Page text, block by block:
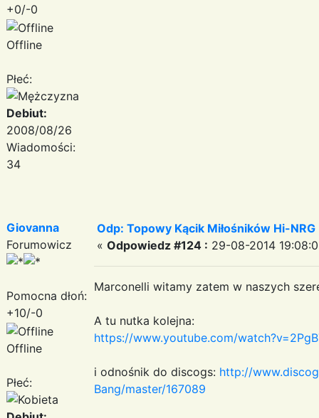
+0/-0
Offline
Płeć:
Debiut:
2008/08/26
Wiadomości:
34
Giovanna
Forumowicz
Pomocna dłoń:
+10/-0
Offline
Płeć:
Odp: Topowy Kącik Miłośników Hi-NRG
« Odpowiedz #124 : 29-08-2014
Marconelli witamy zatem w naszych
A tu nutka kolejna:
https://www.youtube.com/
i odnośnik do discogs: http://
Bang/master/167089